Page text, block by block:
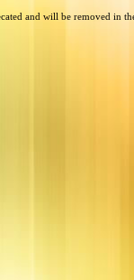
and will be removed in